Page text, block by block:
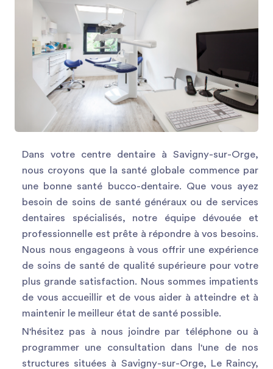
Dans votre centre dentaire à Savigny-sur-Orge,
nous croyons que la santé globale commence par
une bonne santé bucco-dentaire. Que vous ayez
besoin de soins de santé généraux ou de services
dentaires spécialisés, notre équipe dévouée et
professionnelle est prête à répondre à vos besoins.
Nous nous engageons à vous offrir une expérience
de soins de santé de qualité supérieure pour votre
plus grande satisfaction. Nous sommes impatients
de vous accueillir et de vous aider à atteindre et à
maintenir le meilleur état de santé possible.
N'hésitez pas à nous joindre par téléphone ou à
programmer une consultation dans l'une de nos
structures situées à Savigny-sur-Orge, Le Raincy,